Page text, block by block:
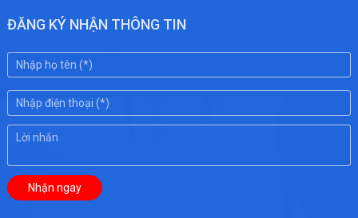
ĐĂNG KÝ NHẬN THÔNG TIN